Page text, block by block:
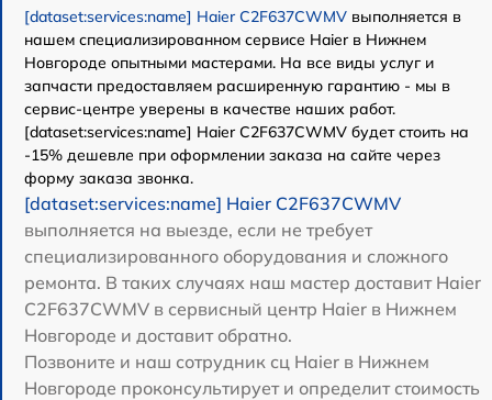
[dataset:services:name] Haier C2F637CWMV выполняется в
нашем специализированном сервисе Haier в Нижнем
Новгороде опытными мастерами. На все виды услуг и
запчасти предоставляем расширенную гарантию - мы в
сервис-центре уверены в качестве наших работ.
[dataset:services:name] Haier C2F637CWMV будет стоить на
-15% дешевле при оформлении заказа на сайте через
форму заказа звонка.
[dataset:services:name] Haier C2F637CWMV
выполняется на выезде, если не требует
специализированного оборудования и сложного
ремонта. В таких случаях наш мастер доставит Haier
C2F637CWMV в сервисный центр Haier в Нижнем
Новгороде и доставит обратно.
Позвоните и наш сотрудник сц Haier в Нижнем
Новгороде проконсультирует и определит стоимость